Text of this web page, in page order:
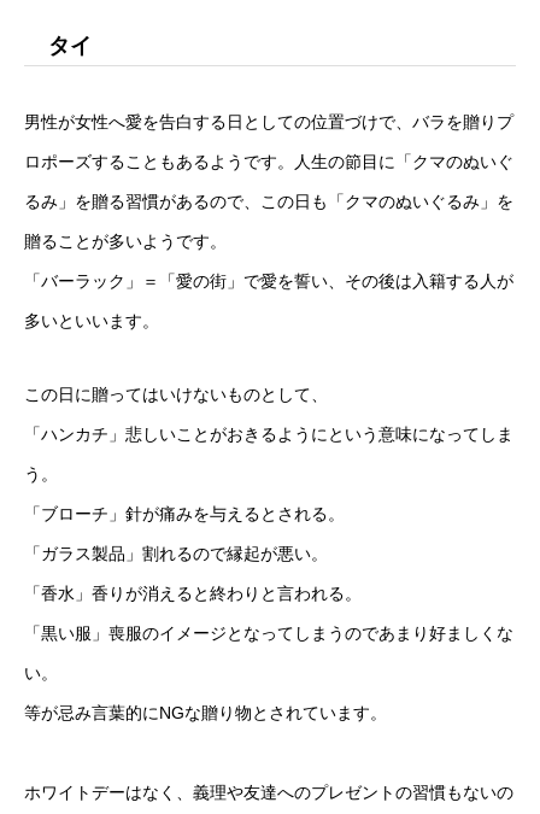
タイ
男性が女性へ愛を告白する日としての位置づけで、バラを贈りプ
ロポーズすることもあるようです。人生の節目に「クマのぬいぐ
るみ」を贈る習慣があるので、この日も「クマのぬいぐるみ」を
贈ることが多いようです。
「バーラック」＝「愛の街」で愛を誓い、その後は入籍する人が
多いといいます。
この日に贈ってはいけないものとして、
「ハンカチ」悲しいことがおきるようにという意味になってしま
う。
「ブローチ」針が痛みを与えるとされる。
「ガラス製品」割れるので縁起が悪い。
「香水」香りが消えると終わりと言われる。
「黒い服」喪服のイメージとなってしまうのであまり好ましくな
い。
等が忌み言葉的にNGな贈り物とされています。
ホワイトデーはなく、義理や友達へのプレゼントの習慣もないの